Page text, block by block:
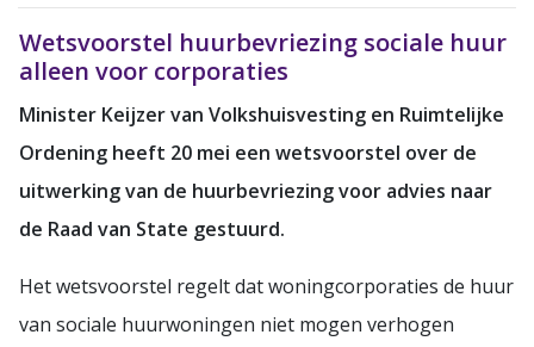
Wetsvoorstel huurbevriezing sociale huur
alleen voor corporaties
Minister Keijzer van Volkshuisvesting en Ruimtelijke
Ordening heeft 20 mei een wetsvoorstel over de
uitwerking van de huurbevriezing voor advies naar
de Raad van State gestuurd.
Het wetsvoorstel regelt dat woningcorporaties de huur
van sociale huurwoningen niet mogen verhogen